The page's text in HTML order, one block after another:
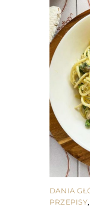
DANIA
PRZEPISY